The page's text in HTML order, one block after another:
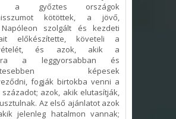
a győztes országok
kötöttek, a jövő,
szolgált és kezdeti
előkészítette, követeli a
és azok, akik a
a leggyorsabban és
képesek
fogják birtokba venni a
azok, akik elutasítják,
Az első ajánlatot azok
jelenleg hatalmon vannak;